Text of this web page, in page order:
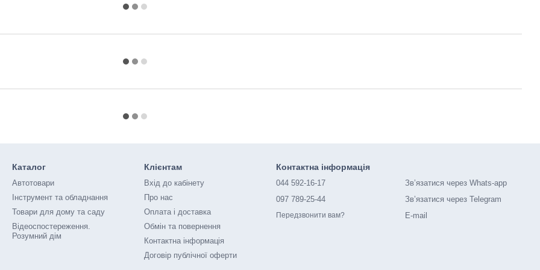
Каталог
Автотовари
Інструмент та обладнання
Товари для дому та саду
Відеоспостереження.
Розумний дім
Клієнтам
Вхід до кабінету
Про нас
Оплата і доставка
Обмін та повернення
Контактна інформація
Договір публічної оферти
Контактна інформація
044 592-16-17
097 789-25-44
Передзвонити вам?
Зв’язатися через Whats-app
Зв’язатися через Telegram
E-mail